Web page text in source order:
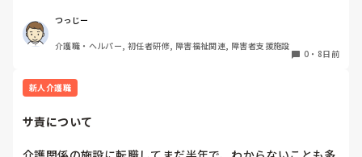
ントになりがちです。
みなさん30代なので、年相応で、なおかつ本人たちが楽しめ
る企画のアイデアはないでしょうか？
つっじー
介護職・ヘルパー, 初任者研修, 障害福祉関連, 障害者支援施設
0 ・ 8日前
新人介護職
サ責について